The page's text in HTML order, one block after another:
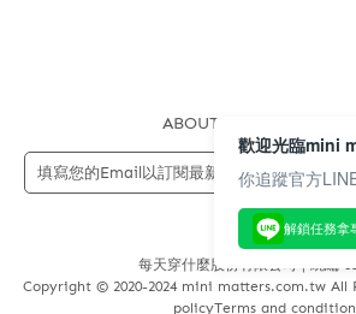
ABOUT US
每天穿什麼股份有限公司 | 統編
Copyright © 2020-2024 mini matters.com.tw All
policyTerms and
歡迎光臨mini
你追蹤官方
解鎖任務拿